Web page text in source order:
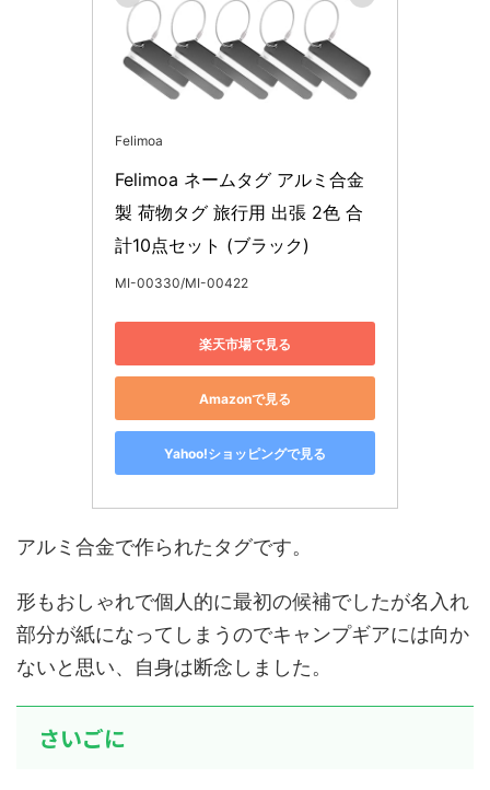
Felimoa
Felimoa ネームタグ アルミ合金
製 荷物タグ 旅行用 出張 2色 合
計10点セット (ブラック)
MI-00330/MI-00422
楽天市場で見る
Amazonで見る
Yahoo!ショッピングで見る
アルミ合金で作られたタグです。
形もおしゃれで個人的に最初の候補でしたが名入れ
部分が紙になってしまうのでキャンプギアには向か
ないと思い、自身は断念しました。
さいごに